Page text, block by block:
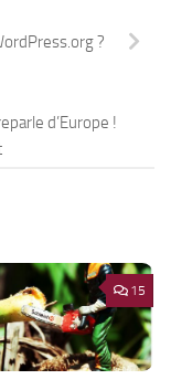
?
d’Europe !
15